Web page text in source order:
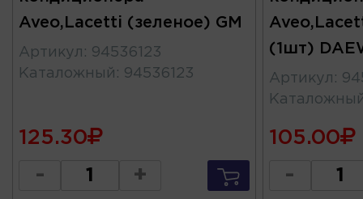
Aveo,Lacetti (зеленое) GM
Артикул : 94536123
Каталожный : 94536123
125.30
- +
(1шт)
Артикул :
105.00
-